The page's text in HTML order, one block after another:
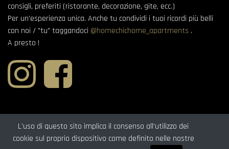
consigli, preferiti (ristorante, decorazione, gite, ecc.)
Per un'esperienza unica. Anche tu condividi i tuoi ricordi più belli
con noi / "tu" taggandoci @homechichome_apartments .
A presto !
L'uso di questo sito implica il consenso all'utilizzo dei
cookie sul proprio dispositivo come definito nelle nostre